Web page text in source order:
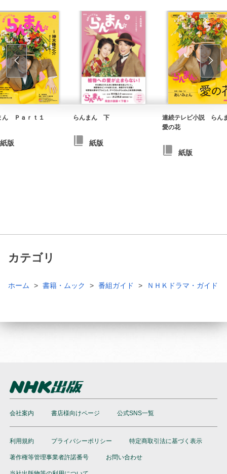
ん Ｐａｒｔ１
紙版
らんまん 下
紙版
連続テレビ小説 ら
愛の花
紙版
カテゴリ
ホーム 書籍・ムック 番組ガイド ＮＨＫドラマ・ガイド
会社案内 書店様向けページ 公式SNS一覧
利用規約 プライバシーポリシー 特定商取引法に基づく表示
著作権等管理事業者許諾番号 お問い合わせ